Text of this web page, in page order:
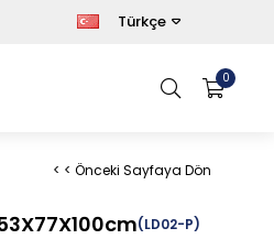
Türkçe
0
< < Önceki Sayfaya Dön
(LD02-P)